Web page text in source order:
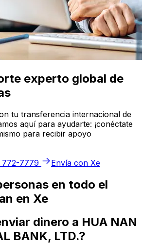
experto global de
tu transferencia internacional de
aquí para ayudarte: ¡conéctate
para recibir apoyo
772-7779
Envía con Xe
en todo el
en Xe
dinero a HUA NAN
BANK, LTD.?